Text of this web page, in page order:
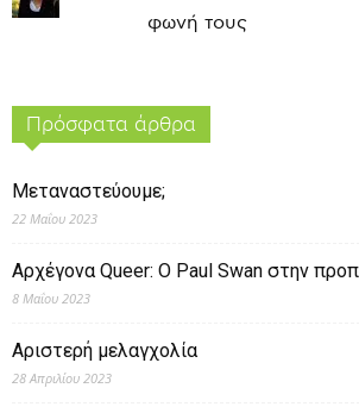
φωνή τους
Πρόσφατα άρθρα
Μεταναστεύουμε;
22 Μαΐου 2023
Αρχέγονα Queer: O Paul Swan στην
8 Μαΐου 2023
Αριστερή μελαγχολία
28 Απριλίου 2023